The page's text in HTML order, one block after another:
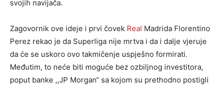
svojih navijača.
Zagovornik ove ideje i prvi čovek Real Madrida Florentino
Perez rekao je da Superliga nije mrtva i da i dalje vjeruje
da će se uskoro ovo takmičenje uspješno formirati.
Međutim, to neće biti moguće bez ozbiljnog investitora,
poput banke ,,JP Morgan“ sa kojom su prethodno postigli